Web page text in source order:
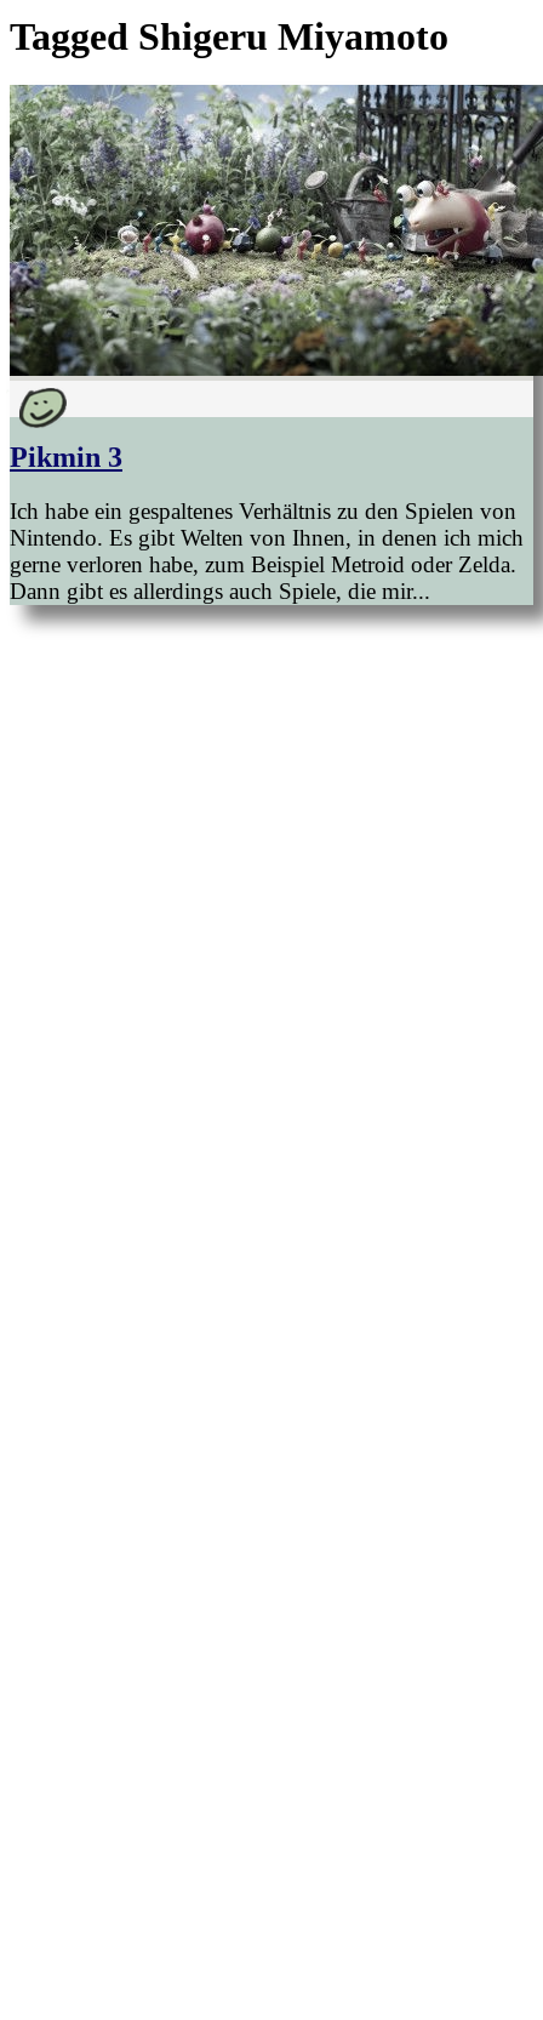
Tagged Shigeru Miyamoto
Pikmin 3
Ich habe ein gespaltenes Verhältnis zu den Spielen von
Nintendo. Es gibt Welten von Ihnen, in denen ich mich
gerne verloren habe, zum Beispiel Metroid oder Zelda.
Dann gibt es allerdings auch Spiele, die mir...